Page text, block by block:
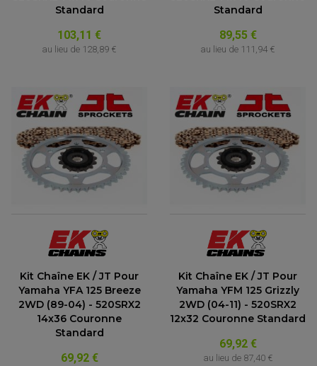
Standard
103,11 €
au lieu de 128,89 €
Standard
89,55 €
au lieu de 111,94 €
Kit Chaîne EK / JT Pour
Yamaha YFA 125 Breeze
2WD (89-04) - 520SRX2
14x36 Couronne
Standard
69,92 €
Kit Chaîne EK / JT Pour
Yamaha YFM 125 Grizzly
2WD (04-11) - 520SRX2
12x32 Couronne Standard
69,92 €
au lieu de 87,40 €